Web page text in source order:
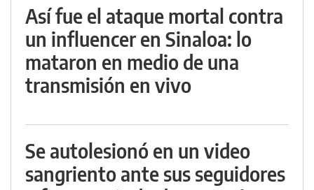
Así fue el ataque mortal contra
un influencer en Sinaloa: lo
mataron en medio de una
transmisión en vivo
Se autolesionó en un video
sangriento ante sus seguidores